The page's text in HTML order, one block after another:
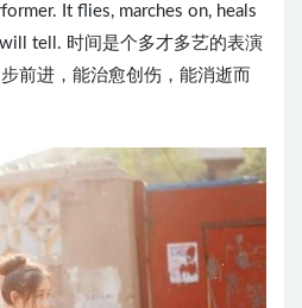
It flies, marches on, heals
tell. 时间是个多才多艺的表演
前进，能治愈创伤，能消逝而